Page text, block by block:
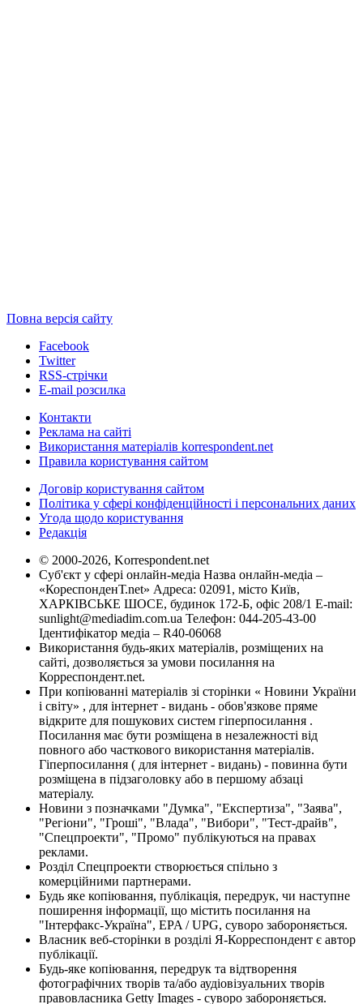
Повна версія сайту
Facebook
Twitter
RSS-стрічки
E-mail розсилка
Контакти
Реклама на сайті
Використання матеріалів korrespondent.net
Правила користування сайтом
Договір користування сайтом
Політика у сфері конфіденційності і персональних даних
Угода щодо користування
Редакція
© 2000-2026, Korrespondent.net
Суб'єкт у сфері онлайн-медіа Назва онлайн-медіа –
«КореспонденТ.net» Адреса: 02091, місто Київ,
ХАРКІВСЬКЕ ШОСЕ, будинок 172-Б, офіс 208/1 E-mail:
sunlight@mediadim.com.ua Телефон: 044-205-43-00
Ідентифікатор медіа – R40-06068
Використання будь-яких матеріалів, розміщених на
сайті, дозволяється за умови посилання на
Корреспондент.net.
При копіюванні матеріалів зі сторінки « Новини України
і світу» , для інтернет - видань - обов'язкове пряме
відкрите для пошукових систем гіперпосилання .
Посилання має бути розміщена в незалежності від
повного або часткового використання матеріалів.
Гіперпосилання ( для інтернет - видань) - повинна бути
розміщена в підзаголовку або в першому абзаці
матеріалу.
Новини з позначками "Думка", "Експертиза", "Заява",
"Регіони", "Гроші", "Влада", "Вибори", "Тест-драйв",
"Спецпроекти", "Промо" публікуються на правах
реклами.
Розділ Спецпроекти створюється спільно з
комерційними партнерами.
Будь яке копіювання, публікація, передрук, чи наступне
поширення інформації, що містить посилання на
"Інтерфакс-Україна", EPA / UPG, суворо забороняється.
Власник веб-сторінки в розділі Я-Корреспондент є автор
публікації.
Будь-яке копіювання, передрук та відтворення
фотографічних творів та/або аудіовізуальних творів
правовласника Getty Images - суворо забороняється.